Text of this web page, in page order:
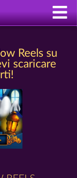
Reels su
scaricare